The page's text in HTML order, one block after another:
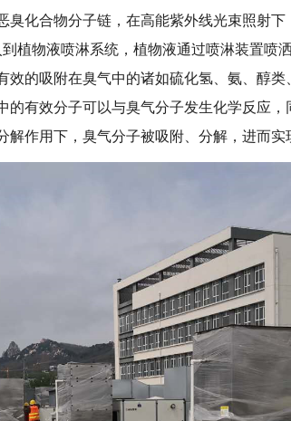
化合物分子链，在高能紫外线光束照射下
植物液喷淋系统，植物液通过喷淋装置喷
效的吸附在臭气中的诸如硫化氢、氨、醇
的有效分子可以与臭气分子发生化学反应
作用下，臭气分子被吸附、分解，进而实